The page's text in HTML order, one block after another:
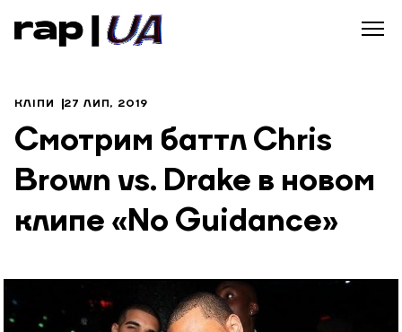
КЛІПИ 27 ЛИП, 2019
Смотрим баттл Chris
Brown vs. Drake в новом
клипе «No Guidance»